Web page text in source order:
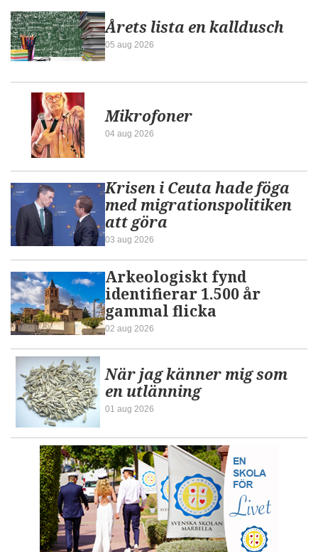
Årets lista en kalldusch
05 aug 2026
Mikrofoner
04 aug 2026
Krisen i Ceuta hade föga
med migrationspolitiken
att göra
03 aug 2026
Arkeologiskt fynd
identifierar 1.500 år
gammal flicka
02 aug 2026
När jag känner mig som
en utlänning
01 aug 2026